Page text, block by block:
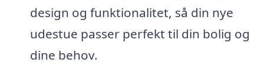
design og funktionalitet, så din nye
udestue passer perfekt til din bolig og
dine behov.